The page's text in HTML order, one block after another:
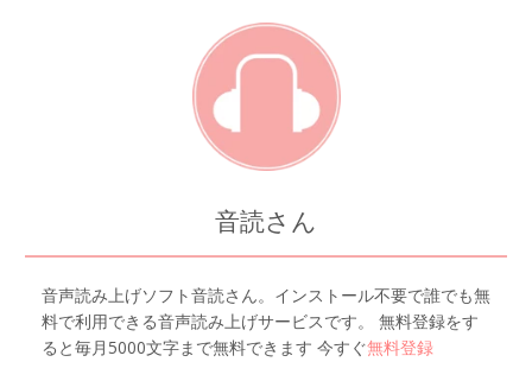
音読さん
音声読み上げソフト音読さん。インストール不要で誰でも無
料で利用できる音声読み上げサービスです。 無料登録をす
ると毎月5000文字まで無料できます 今すぐ無料登録